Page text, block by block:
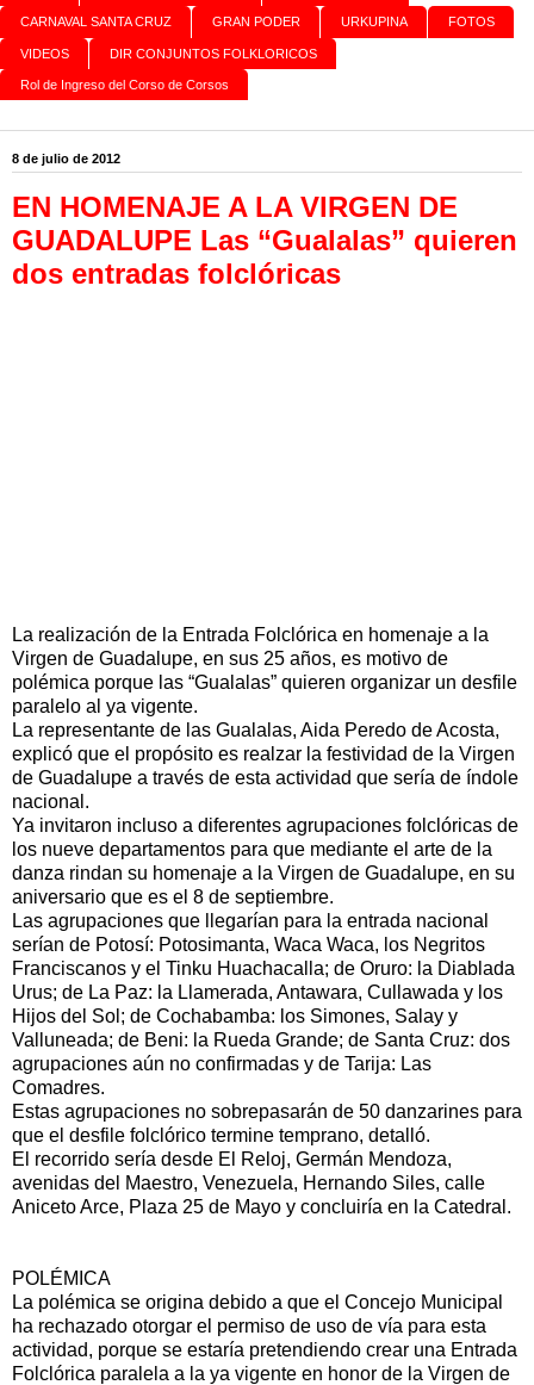
CARNAVAL SANTA CRUZ GRAN PODER URKUPINA FOTOS
VIDEOS DIR CONJUNTOS FOLKLORICOS
Rol de Ingreso del Corso de Corsos
8 de julio de 2012
EN HOMENAJE A LA VIRGEN DE
GUADALUPE Las “Gualalas” quieren
dos entradas folclóricas
La realización de la Entrada Folclórica en homenaje a la
Virgen de Guadalupe, en sus 25 años, es motivo de
polémica porque las “Gualalas” quieren organizar un desfile
paralelo al ya vigente.
La representante de las Gualalas, Aida Peredo de Acosta,
explicó que el propósito es realzar la festividad de la Virgen
de Guadalupe a través de esta actividad que sería de índole
nacional.
Ya invitaron incluso a diferentes agrupaciones folclóricas de
los nueve departamentos para que mediante el arte de la
danza rindan su homenaje a la Virgen de Guadalupe, en su
aniversario que es el 8 de septiembre.
Las agrupaciones que llegarían para la entrada nacional
serían de Potosí: Potosimanta, Waca Waca, los Negritos
Franciscanos y el Tinku Huachacalla; de Oruro: la Diablada
Urus; de La Paz: la Llamerada, Antawara, Cullawada y los
Hijos del Sol; de Cochabamba: los Simones, Salay y
Valluneada; de Beni: la Rueda Grande; de Santa Cruz: dos
agrupaciones aún no confirmadas y de Tarija: Las
Comadres.
Estas agrupaciones no sobrepasarán de 50 danzarines para
que el desfile folclórico termine temprano, detalló.
El recorrido sería desde El Reloj, Germán Mendoza,
avenidas del Maestro, Venezuela, Hernando Siles, calle
Aniceto Arce, Plaza 25 de Mayo y concluiría en la Catedral.
POLÉMICA
La polémica se origina debido a que el Concejo Municipal
ha rechazado otorgar el permiso de uso de vía para esta
actividad, porque se estaría pretendiendo crear una Entrada
Folclórica paralela a la ya vigente en honor de la Virgen de